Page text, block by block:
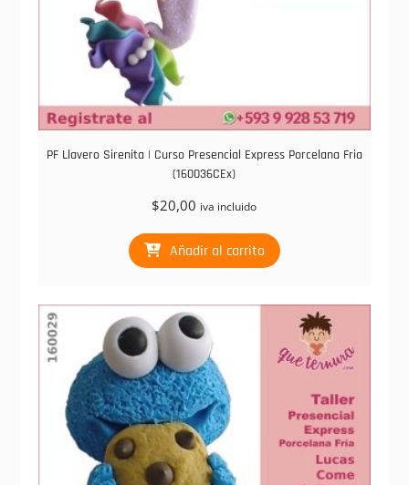
PF Llavero Sirenita | Curso Presencial Express Porcelana Fria
(160036CEx)
$20,00 iva incluido
Añadir al carrito